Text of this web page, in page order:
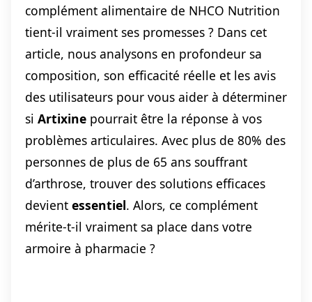
complément alimentaire de NHCO Nutrition
tient-il vraiment ses promesses ? Dans cet
article, nous analysons en profondeur sa
composition, son efficacité réelle et les avis
des utilisateurs pour vous aider à déterminer
si Artixine pourrait être la réponse à vos
problèmes articulaires. Avec plus de 80% des
personnes de plus de 65 ans souffrant
d’arthrose, trouver des solutions efficaces
devient essentiel. Alors, ce complément
mérite-t-il vraiment sa place dans votre
armoire à pharmacie ?